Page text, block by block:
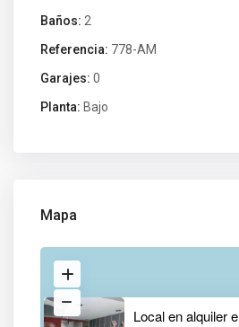
Baños: 2
Referencia: 778-AM
Garajes: 0
Planta: Bajo
Mapa
Local en alquiler